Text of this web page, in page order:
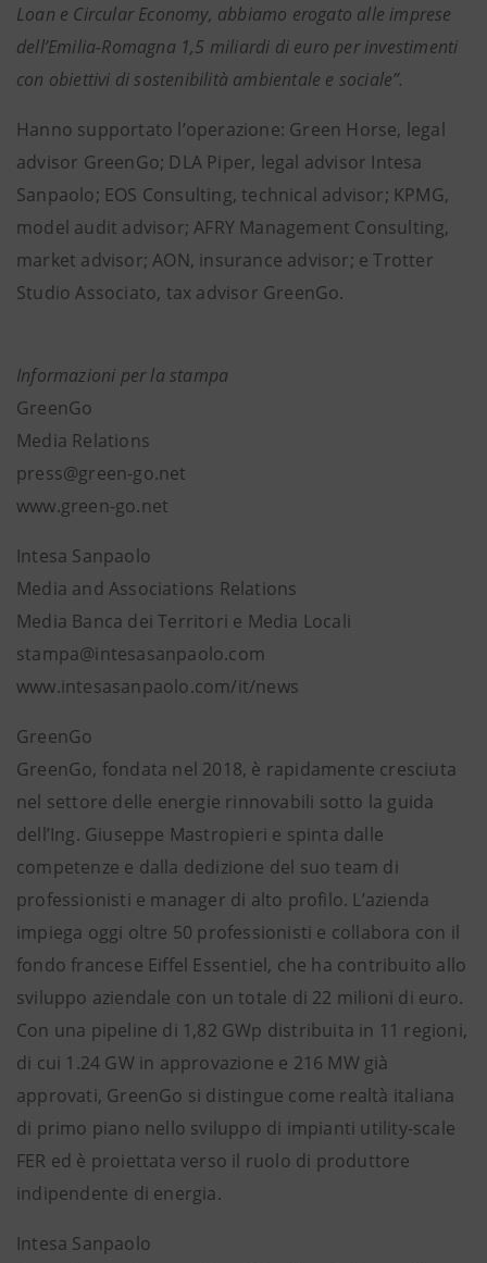
Loan e Circular Economy, abbiamo erogato alle imprese
dell’Emilia-Romagna 1,5 miliardi di euro per investimenti
con obiettivi di sostenibilità ambientale e sociale”.
Hanno supportato l’operazione: Green Horse, legal
advisor GreenGo; DLA Piper, legal advisor Intesa
Sanpaolo; EOS Consulting, technical advisor; KPMG,
model audit advisor; AFRY Management Consulting,
market advisor; AON, insurance advisor; e Trotter
Studio Associato, tax advisor GreenGo.
Informazioni per la stampa
GreenGo
Media Relations
press@green-go.net
www.green-go.net
Intesa Sanpaolo
Media and Associations Relations
Media Banca dei Territori e Media Locali
stampa@intesasanpaolo.com
www.intesasanpaolo.com/it/news
GreenGo
GreenGo, fondata nel 2018, è rapidamente cresciuta
nel settore delle energie rinnovabili sotto la guida
dell’Ing. Giuseppe Mastropieri e spinta dalle
competenze e dalla dedizione del suo team di
professionisti e manager di alto profilo. L’azienda
impiega oggi oltre 50 professionisti e collabora con il
fondo francese Eiffel Essentiel, che ha contribuito allo
sviluppo aziendale con un totale di 22 milioni di euro.
Con una pipeline di 1,82 GWp distribuita in 11 regioni,
di cui 1.24 GW in approvazione e 216 MW già
approvati, GreenGo si distingue come realtà italiana
di primo piano nello sviluppo di impianti utility-scale
FER ed è proiettata verso il ruolo di produttore
indipendente di energia.
Intesa Sanpaolo